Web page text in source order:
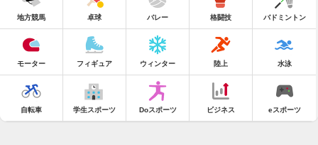
地方競馬 卓球 バレー 格闘技 バドミントン
モーター フィギュア ウィンター 陸上 水泳
自転車 学生スポーツ Doスポーツ ビジネス eスポーツ